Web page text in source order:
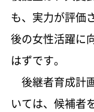
も、実力が評価
後の女性活躍に
はずです。
後継者育成計
いては、候補者